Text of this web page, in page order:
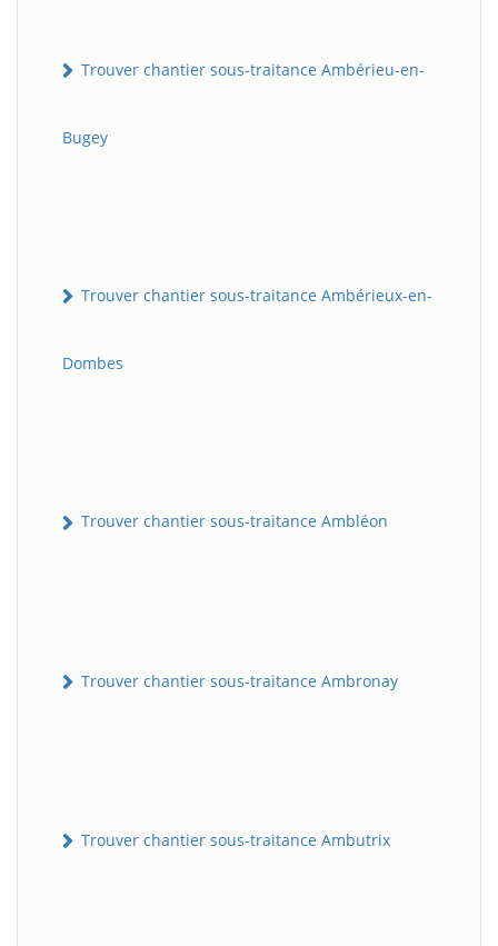
Trouver chantier sous-traitance Ambérieu-en-
Bugey
Trouver chantier sous-traitance Ambérieux-en-
Dombes
Trouver chantier sous-traitance Ambléon
Trouver chantier sous-traitance Ambronay
Trouver chantier sous-traitance Ambutrix